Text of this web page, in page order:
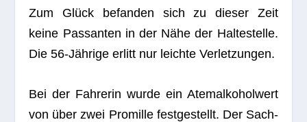
Zum Glück befan­den sich zu die­ser Zeit
keine Pas­san­ten in der Nähe der Hal­te­stelle.
Die 56-Jäh­rige erlitt nur leichte Verletzungen.
Bei der Fah­re­rin wurde ein Atem­al­ko­hol­wert
von über zwei Pro­mille fest­ge­stellt. Der Sach­